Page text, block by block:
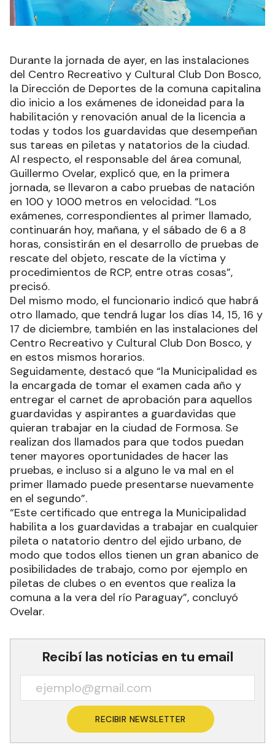
Durante la jornada de ayer, en las instalaciones
del Centro Recreativo y Cultural Club Don Bosco,
la Dirección de Deportes de la comuna capitalina
dio inicio a los exámenes de idoneidad para la
habilitación y renovación anual de la licencia a
todas y todos los guardavidas que desempeñan
sus tareas en piletas y natatorios de la ciudad.
Al respecto, el responsable del área comunal,
Guillermo Ovelar, explicó que, en la primera
jornada, se llevaron a cabo pruebas de natación
en 100 y 1000 metros en velocidad. “Los
exámenes, correspondientes al primer llamado,
continuarán hoy, mañana, y el sábado de 6 a 8
horas, consistirán en el desarrollo de pruebas de
rescate del objeto, rescate de la víctima y
procedimientos de RCP, entre otras cosas”,
precisó.
Del mismo modo, el funcionario indicó que habrá
otro llamado, que tendrá lugar los días 14, 15, 16 y
17 de diciembre, también en las instalaciones del
Centro Recreativo y Cultural Club Don Bosco, y
en estos mismos horarios.
Seguidamente, destacó que “la Municipalidad es
la encargada de tomar el examen cada año y
entregar el carnet de aprobación para aquellos
guardavidas y aspirantes a guardavidas que
quieran trabajar en la ciudad de Formosa. Se
realizan dos llamados para que todos puedan
tener mayores oportunidades de hacer las
pruebas, e incluso si a alguno le va mal en el
primer llamado puede presentarse nuevamente
en el segundo”.
“Este certificado que entrega la Municipalidad
habilita a los guardavidas a trabajar en cualquier
pileta o natatorio dentro del ejido urbano, de
modo que todos ellos tienen un gran abanico de
posibilidades de trabajo, como por ejemplo en
piletas de clubes o en eventos que realiza la
comuna a la vera del río Paraguay”, concluyó
Ovelar.
Recibí las noticias en tu email
RECIBIR NEWSLETTER